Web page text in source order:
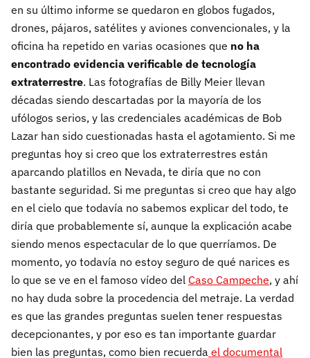
en su último informe se quedaron en globos fugados,
drones, pájaros, satélites y aviones convencionales, y la
oficina ha repetido en varias ocasiones que no ha
encontrado evidencia verificable de tecnología
extraterrestre. Las fotografías de Billy Meier llevan
décadas siendo descartadas por la mayoría de los
ufólogos serios, y las credenciales académicas de Bob
Lazar han sido cuestionadas hasta el agotamiento. Si me
preguntas hoy si creo que los extraterrestres están
aparcando platillos en Nevada, te diría que no con
bastante seguridad. Si me preguntas si creo que hay algo
en el cielo que todavía no sabemos explicar del todo, te
diría que probablemente sí, aunque la explicación acabe
siendo menos espectacular de lo que querríamos. De
momento, yo todavía no estoy seguro de qué narices es
lo que se ve en el famoso vídeo del Caso Campeche, y ahí
no hay duda sobre la procedencia del metraje. La verdad
es que las grandes preguntas suelen tener respuestas
decepcionantes, y por eso es tan importante guardar
bien las preguntas, como bien recuerda el documental